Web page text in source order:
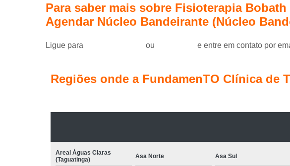
Para saber mais sobre Fisioterapia
Agendar Núcleo Bandeirante (Núcleo
Ligue para ou e entre em contato por
Regiões onde a FundamenTO Clínica de
Areal Águas Claras
(Taguatinga)
Asa Norte Asa Sul